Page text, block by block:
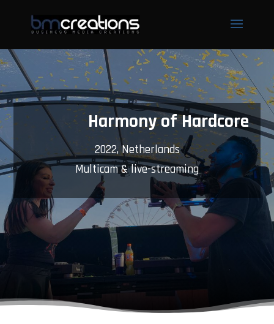
Harmony of Hardcore
2022, Netherlands
Multicam & live-streaming